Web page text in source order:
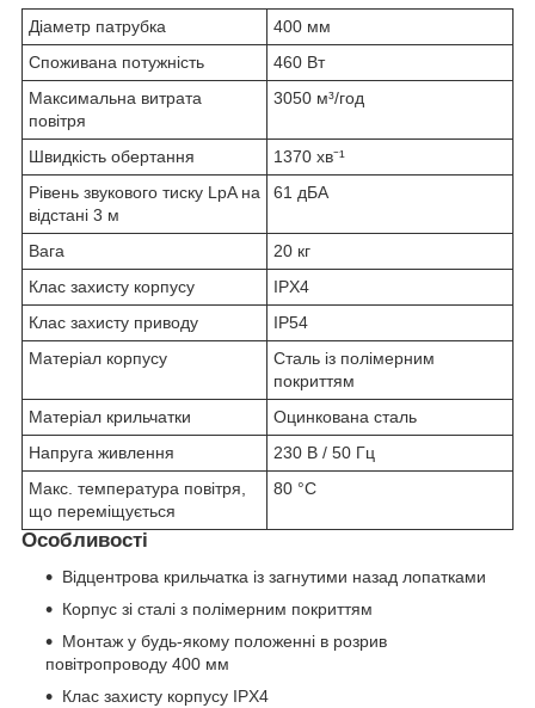
Діаметр патрубка
400 мм
Споживана потужність
460 Вт
Максимальна витрата
повітря
3050 м³/год
Швидкість обертання
1370 хв⁻¹
Рівень звукового тиску LpA на
відстані 3 м
61 дБА
Вага
20 кг
Клас захисту корпусу
IPX4
Клас захисту приводу
IP54
Матеріал корпусу
Сталь із полімерним
покриттям
Матеріал крильчатки
Оцинкована сталь
Напруга живлення
230 В / 50 Гц
Макс. температура повітря,
що переміщується
80 °С
Особливості
Відцентрова крильчатка із загнутими назад лопатками
Корпус зі сталі з полімерним покриттям
Монтаж у будь-якому положенні в розрив
повітропроводу 400 мм
Клас захисту корпусу IPX4